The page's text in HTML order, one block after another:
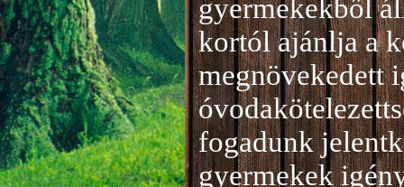
gyermekekből
kortól ajánlja a
megnövekedett
fogadunk
gyermekek